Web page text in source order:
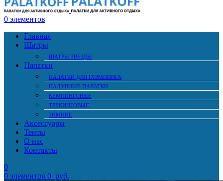
0 элементов
Главная
Шатры
ШАТРЫ ЗВЕЗДЫ
Палатки
ПАЛАТКИ ДЛЯ ГЛЭМПИНГА
НАДУВНЫЕ ПАЛАТКИ
КЕМПИНГОВЫЕ
ТРЕКИНГОВЫЕ
ЗИМНИЕ
Аксессуары
Тенты
О нас
Контакты
0
0 элементов 0 руб.